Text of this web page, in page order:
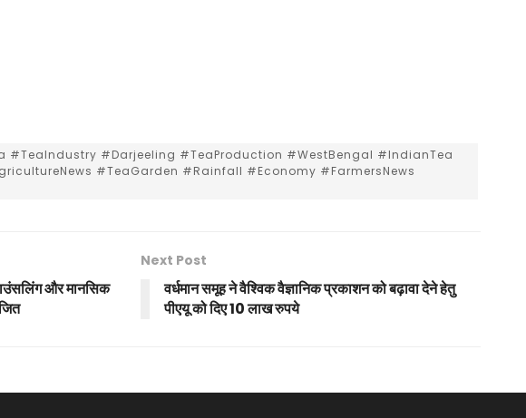
#TeaIndustry #Darjeeling #TeaProduction #WestBengal #IndianTea
#TeaGarden #Rainfall #Economy #FarmersNews
और मानसिक
Next Post
वर्धमान समूह ने वैश्विक वैज्ञानिक प्रकाशन को बढ़ावा देने हेतु
पीएयू को दिए 10 लाख रुपये